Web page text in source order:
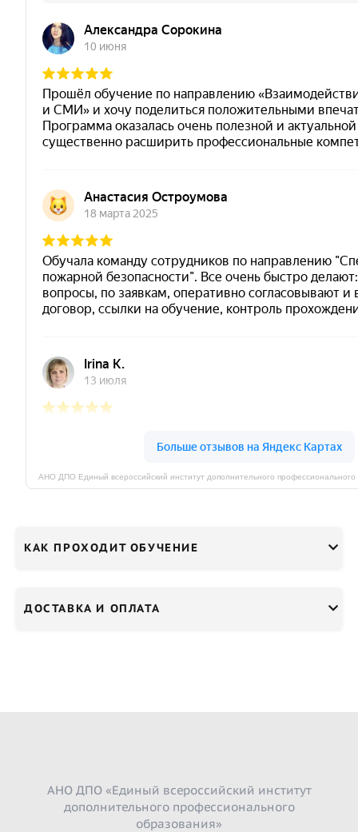
КАК ПРОХОДИТ ОБУЧЕНИЕ
ДОСТАВКА И ОПЛАТА
АНО ДПО «Единый всероссийский институт
дополнительного профессионального
образования»